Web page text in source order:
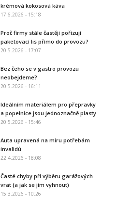
krémová kokosová káva
17.6.2026 - 15:18
Proč firmy stále častěji pořizují
paketovací lis přímo do provozu?
20.5.2026 - 17:07
Bez čeho se v gastro provozu
neobejdeme?
20.5.2026 - 16:11
Ideálním materiálem pro přepravky
a popelnice jsou jednoznačně plasty
20.5.2026 - 15:46
Auta upravená na míru potřebám
invalidů
22.4.2026 - 18:08
Časté chyby při výběru garážových
vrat (a jak se jim vyhnout)
15.3.2026 - 10:26